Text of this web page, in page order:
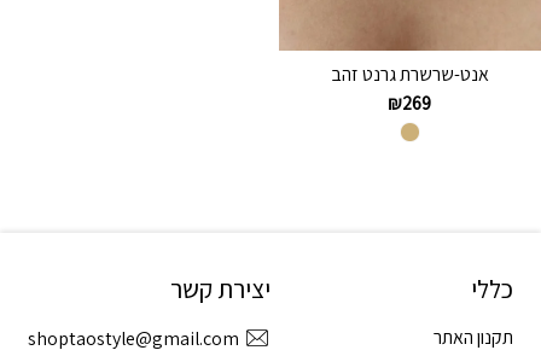
אנט-שרשרת גרנט זהב
₪269
כללי
תקנון האתר
יצירת קשר
shoptaostyle@gmail.com